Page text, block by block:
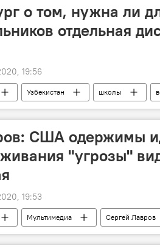
о том, нужна ли
отдельная
19:56
Узбекистан школы
США одержимы
"угрозы"
19:53
Мультимедиа Сергей Лавров